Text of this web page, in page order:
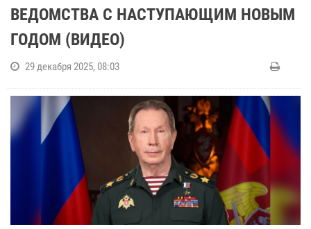
ВЕДОМСТВА С НАСТУПАЮЩИМ НОВЫМ
ГОДОМ (ВИДЕО)
29 декабря 2025, 08:03